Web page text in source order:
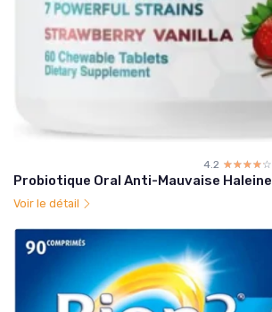
4.2 ☆☆☆☆☆
★★★★★
Probiotique Oral Anti-Mauvaise Haleine
Voir le détail